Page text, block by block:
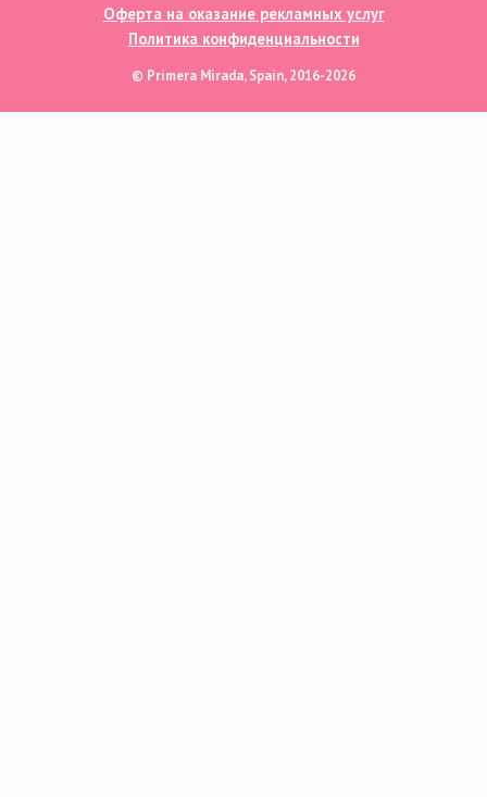
Оферта на оказание рекламных услуг
Политика конфиденциальности
© Primera Mirada, Spain, 2016-2026